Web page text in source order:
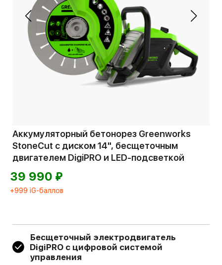
Аккумуляторный бетонорез Greenworks
StoneCut с диском 14", бесщеточным
двигателем DigiPRO и LED-подсветкой
39 990 ⃏
+999 iG-баллов
Бесщеточный электродвигатель
DigiPRO с цифровой системой
управления